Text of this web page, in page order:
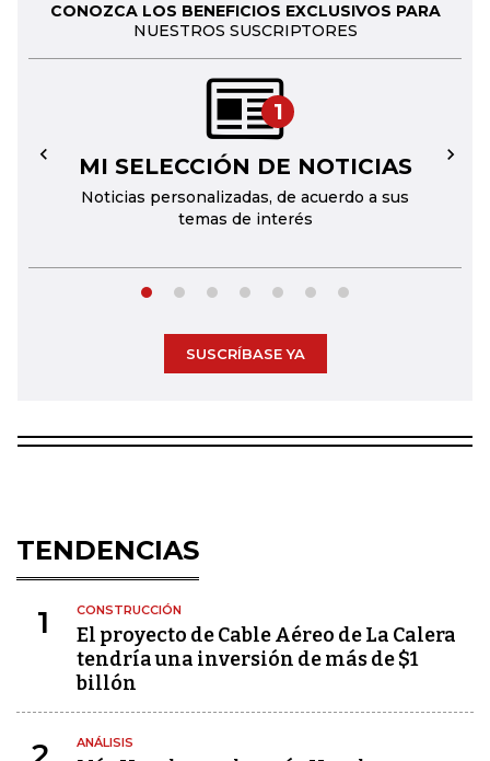
CONOZCA LOS BENEFICIOS EXCLUSIVOS PARA
NUESTROS SUSCRIPTORES
1
MI SELECCIÓN DE NOTICIAS
Noticias personalizadas, de acuerdo a sus
temas de interés
← →
SUSCRÍBASE YA
TENDENCIAS
1 CONSTRUCCIÓN
El proyecto de Cable Aéreo de La Calera
tendría una inversión de más de $1
billón
ANÁLISIS